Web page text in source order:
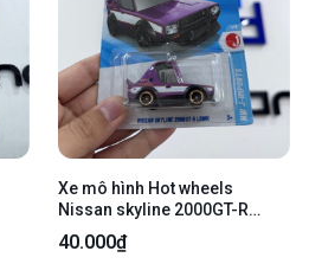
Xe mô hình Hot wheels
Nissan skyline 2000GT-R
LBWK - Màu tím - Ngoại hình
98% - kèm box
40.000₫